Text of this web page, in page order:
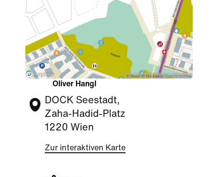
Oliver Hangl
DOCK Seestadt,
Zaha-Hadid-Platz
1220 Wien
Zur interaktiven Karte